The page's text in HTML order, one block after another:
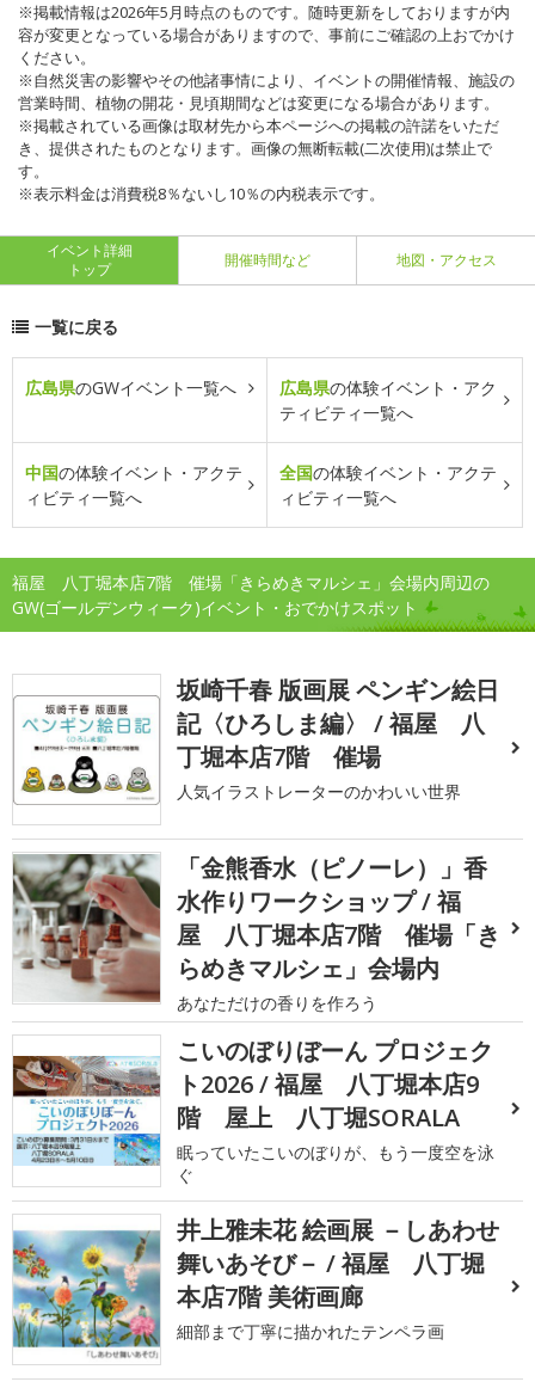
※掲載情報は2026年5月時点のものです。随時更新をしておりますが内
容が変更となっている場合がありますので、事前にご確認の上おでかけ
ください。
※自然災害の影響やその他諸事情により、イベントの開催情報、施設の
営業時間、植物の開花・見頃期間などは変更になる場合があります。
※掲載されている画像は取材先から本ページへの掲載の許諾をいただ
き、提供されたものとなります。画像の無断転載(二次使用)は禁止で
す。
※表示料金は消費税8％ないし10％の内税表示です。
イベント詳細
トップ
開催時間など 地図・アクセス
一覧に戻る
広島県のGWイベント一覧へ 広島県の体験イベント・アク
ティビティ一覧へ
中国の体験イベント・アクテ
ィビティ一覧へ
全国の体験イベント・アクテ
ィビティ一覧へ
福屋 八丁堀本店7階 催場「きらめきマルシェ」会場内周辺の
GW(ゴールデンウィーク)イベント・おでかけスポット
坂崎千春 版画展 ペンギン絵日
記〈ひろしま編〉 / 福屋 八
丁堀本店7階 催場
人気イラストレーターのかわいい世界
「金熊香水（ピノーレ）」香
水作りワークショップ / 福
屋 八丁堀本店7階 催場「き
らめきマルシェ」会場内
あなただけの香りを作ろう
こいのぼりぼーん プロジェク
ト2026 / 福屋 八丁堀本店9
階 屋上 八丁堀SORALA
眠っていたこいのぼりが、もう一度空を泳
ぐ
井上雅未花 絵画展 －しあわせ
舞いあそび－ / 福屋 八丁堀
本店7階 美術画廊
細部まで丁寧に描かれたテンペラ画